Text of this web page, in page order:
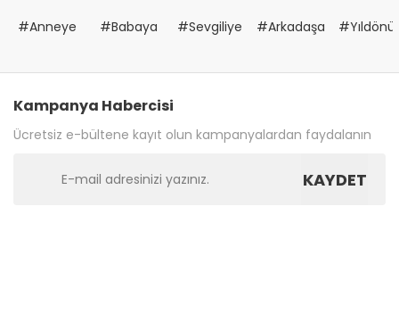
#Anneye #Babaya #Sevgiliye #Arkadaşa
Kampanya Habercisi
Ücretsiz e-bültene kayıt olun kampanyalardan faydalanın
KAYDET